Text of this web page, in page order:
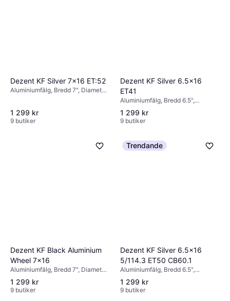
Dezent KF Silver 7x16 ET:52
Aluminiumfälg, Bredd 7", Diameter
1 299 kr
9 butiker
Dezent KF Silver 6.5x16
ET41
Aluminiumfälg, Bredd 6.5",
Diameter 16", Svart, Silver
1 299 kr
9 butiker
Dezent KF Black Aluminium
Wheel 7x16
Aluminiumfälg, Bredd 7", Diameter
16", Svart
1 299 kr
9 butiker
Trendande
Dezent KF Silver 6.5x16
5/114.3 ET50 CB60.1
Aluminiumfälg, Bredd 6.5",
Diameter 16", Silver
1 299 kr
9 butiker